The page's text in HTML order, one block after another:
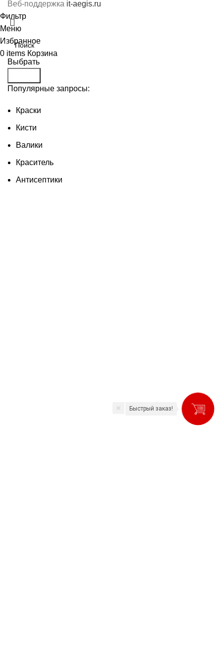
Веб-поддержка it-aegis.ru
Выбрать
Популярные запросы:
Краски
Кисти
Валики
Краситель
Антисептики
Фильтр
Меню
Избранное
0 items Корзина
Быстрый заказ!